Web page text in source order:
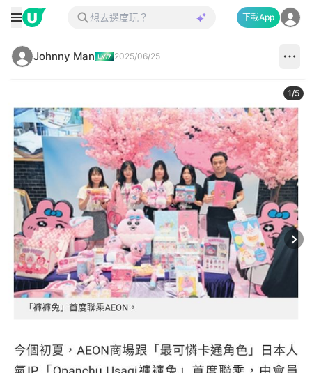
下載App
Johnny Man 2025/06/25
1/5